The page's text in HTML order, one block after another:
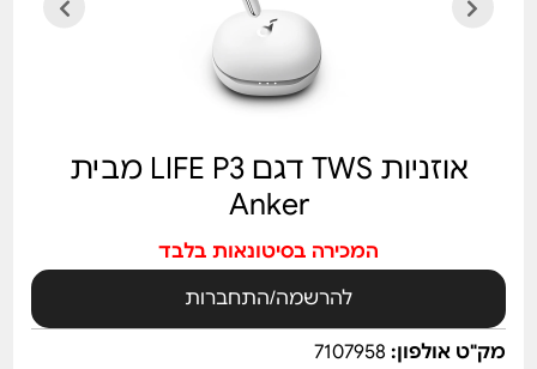
אוזניות TWS דגם LIFE P3 מבית
Anker
המכירה בסיטונאות בלבד
להרשמה/התחברות
מק"ט אולפון: 7107958